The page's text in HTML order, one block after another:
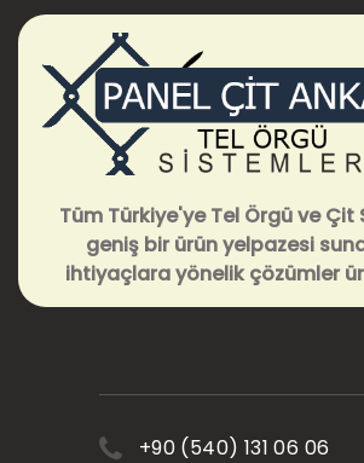
Tüm Türkiye'ye Tel Örgü ve Çit
geniş bir ürün yelpazesi
ihtiyaçlara yönelik çözümler
+90 (540) 131 06 06